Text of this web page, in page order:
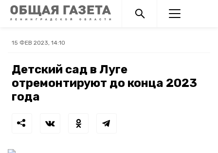
15 ФЕВ 2023, 14:10
Детский сад в Луге
отремонтируют до конца 2023
года